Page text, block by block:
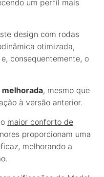
um perfil mais
design com rodas
otimizada,
consequentemente, o
, mesmo que
à versão anterior.
maior conforto de
proporcionam uma
melhorando a